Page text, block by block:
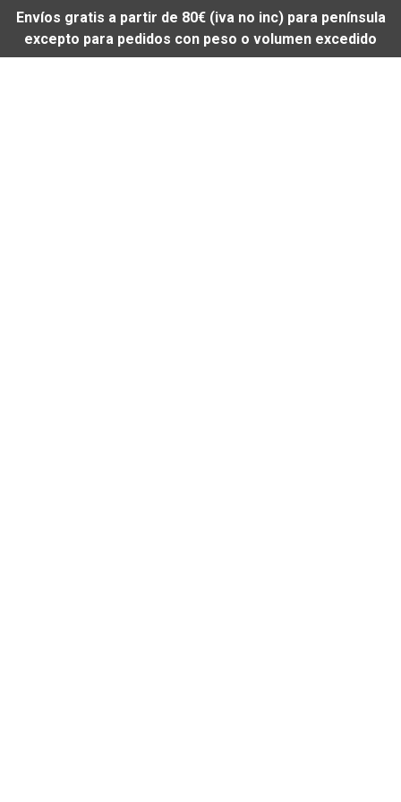
Envíos gratis a partir de 80€ (iva no inc) para península
excepto para pedidos con peso o volumen excedido